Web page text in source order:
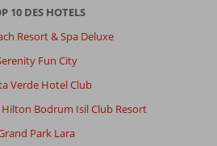
10 DES HOTELS
Resort & Spa Deluxe
Fun City
Verde Hotel Club
Bodrum Isil Club Resort
Park Lara